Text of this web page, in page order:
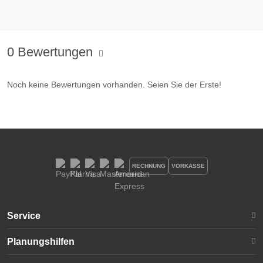
0 Bewertungen
Noch keine Bewertungen vorhanden. Seien Sie der Erste!
RECHNUNG VORKASSE
Service
Planungshilfen